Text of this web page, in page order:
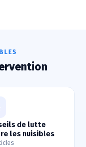
de lutte
les nuisibles